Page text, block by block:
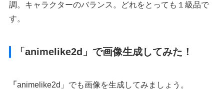
調。キャラクターのバランス。どれをとっても１級品で
す。
「animelike2d」 で画像生成してみた！
「animelike2d」でも画像を生成してみましょう。